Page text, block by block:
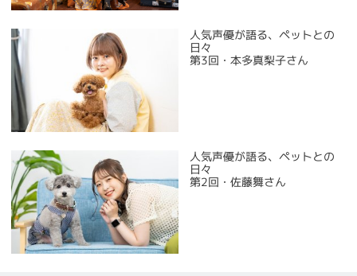
人気声優が語る、ペットとの
日々
第3回・本多真梨子さん
人気声優が語る、ペットとの
日々
第2回・佐藤舞さん